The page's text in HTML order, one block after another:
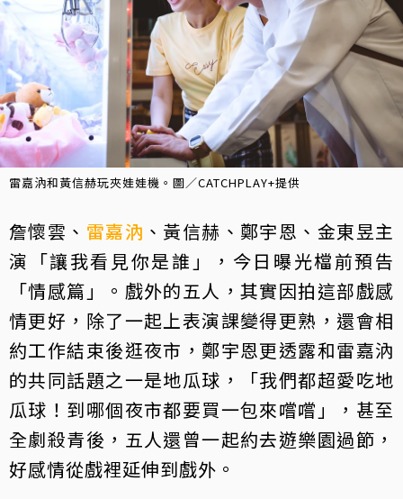
雷嘉汭和黃信赫玩夾娃娃機。圖／CATCHPLAY+提供
詹懷雲、 雷嘉汭 、黃信赫、鄭宇恩、金東昱主
演「讓我看見你是誰」，今日曝光檔前預告
「情感篇」。戲外的五人，其實因拍這部戲感
情更好，除了一起上表演課變得更熟，還會相
約工作結束後逛夜市，鄭宇恩更透露和雷嘉汭
的共同話題之一是地瓜球，「我們都超愛吃地
瓜球！到哪個夜市都要買一包來嚐嚐」，甚至
全劇殺青後，五人還曾一起約去遊樂園過節，
好感情從戲裡延伸到戲外。